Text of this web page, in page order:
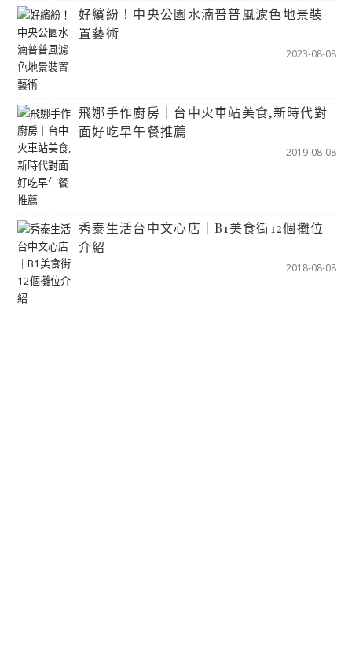
好繽紛！中央公園水湳普普風濾色地景裝
置藝術
2023-08-08
飛娜手作廚房｜台中火車站美食,新時代對
面好吃早午餐推薦
2019-08-08
秀泰生活台中文心店｜B1美食街12個攤位
介紹
2018-08-08